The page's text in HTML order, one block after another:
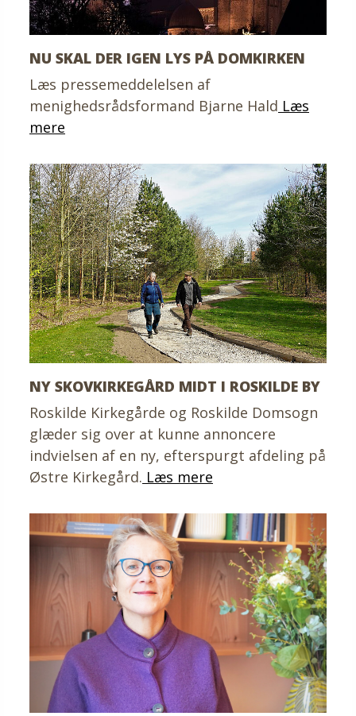
NU SKAL DER IGEN LYS PÅ DOMKIRKEN
Læs pressemeddelelsen af
menighedsrådsformand Bjarne Hald Læs
mere
NY SKOVKIRKEGÅRD MIDT I ROSKILDE BY
Roskilde Kirkegårde og Roskilde Domsogn
glæder sig over at kunne annoncere
indvielsen af en ny, efterspurgt afdeling på
Østre Kirkegård. Læs mere